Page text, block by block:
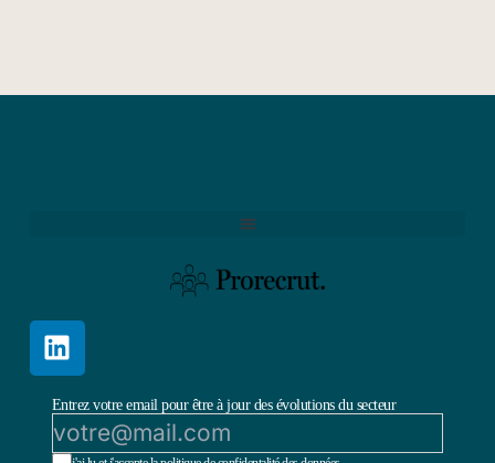
Entrez votre email pour être à jour des évolutions du secteur